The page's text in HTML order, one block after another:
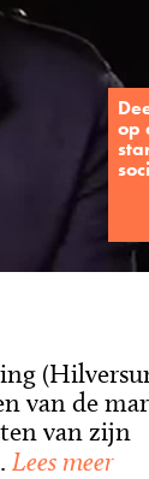
op
van de
van zijn
Lees meer